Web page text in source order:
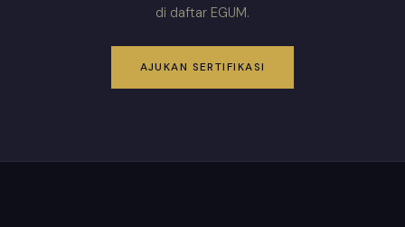
di daftar EGUM.
AJUKAN SERTIFIKASI